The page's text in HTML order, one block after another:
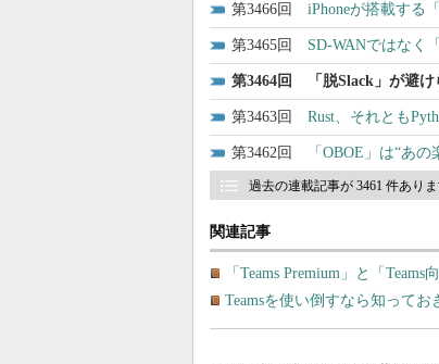
3466 iPhoneが搭載する
3465 SD-WANではなく
3464 「脱Slack」が避
3463 Rust、それとも
3462 「OBOE」は“あ
過去の連載記事が 3461 件あり
関連記事
「Teams Premium」と「
Teamsを使い倒すなら知ってお